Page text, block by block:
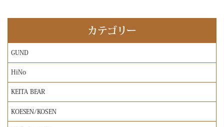
カテゴリー
GUND
HiNo
KEITA BEAR
KOESEN/KOSEN